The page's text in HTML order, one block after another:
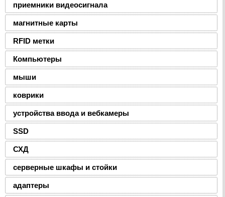
приемники видеосигнала
магнитные карты
RFID метки
Компьютеры
мыши
коврики
устройства ввода и вебкамеры
SSD
СХД
серверные шкафы и стойки
адаптеры